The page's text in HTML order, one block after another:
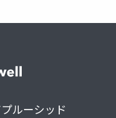
ルーシッド